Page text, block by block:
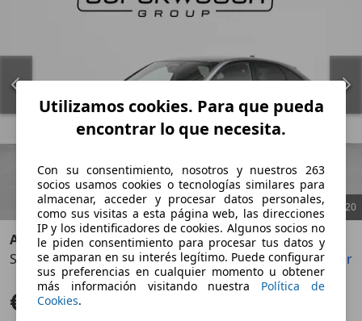
Anterior
20
Audi Q3
Sportback e-hybrid Launch Edition S tronic 200kW
Guardar Compartir
€ 62.900
Utilizamos cookies. Para que pueda
encontrar lo que necesita.
Con su consentimiento, nosotros y nuestros 263
socios usamos cookies o tecnologías similares para
almacenar, acceder y procesar datos personales,
como sus visitas a esta página web, las direcciones
IP y los identificadores de cookies. Algunos socios no
le piden consentimiento para procesar tus datos y
se amparan en su interés legítimo. Puede configurar
sus preferencias en cualquier momento u obtener
más información visitando nuestra Política de
Cookies.